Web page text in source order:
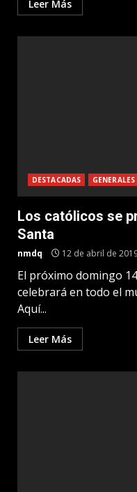
Leer Más
DESTACADAS GENERALES
Los católicos se
Santa
nmdq 12 de abril de
El próximo domingo
celebrará en todo el
Aquí...
Leer Más